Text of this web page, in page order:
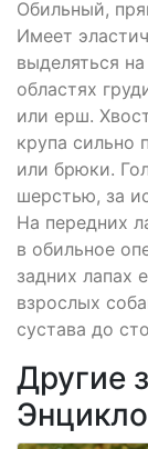
Обильный,
Имеет
выделяться
областях
или ерш.
крупа сильно
или брюки.
шерстью, за
На передних
в обильное
задних лапах
взрослых
сустава до
Другие